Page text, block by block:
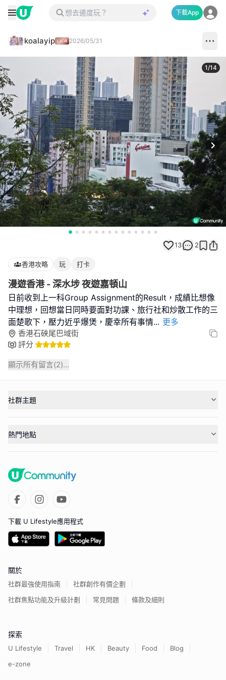
下載App
koalayip 2026/05/31
1/14
13 2
香港攻略 玩 打卡
漫遊香港 - 深水埗 夜遊嘉頓山
日前收到上一科Group Assignment的Result，成績比想像
中理想，回想當日同時要面對功課、旅行社和炒散工作的三
面楚歌下，壓力近乎爆煲，慶幸所有事情... 更多
香港石硤尾巴域街
評分
顯示所有留言(2)...
社群主題
熱門地點
下載 U Lifestyle應用程式
關於
社群最強使用指南
社群創作有價企劃
社群焦點功能及升級計劃
常見問題 條款及細則
探索
U Lifestyle Travel HK Beauty Food
Blog
e-zone